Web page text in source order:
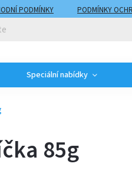
PODMÍNKY
PODMÍNKY
Speciální nabídky
85g